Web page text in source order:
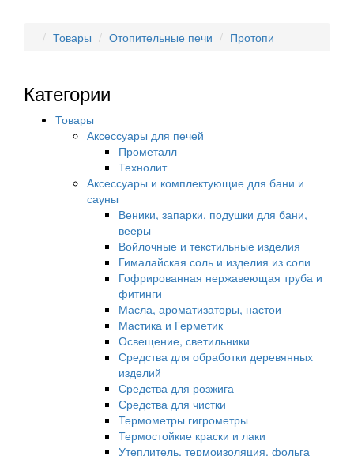
Товары Отопительные печи Протопи
Категории
Товары
Аксессуары для печей
Прометалл
Технолит
Аксессуары и комплектующие для бани и
сауны
Веники, запарки, подушки для бани,
вееры
Войлочные и текстильные изделия
Гималайская соль и изделия из соли
Гофрированная нержавеющая труба и
фитинги
Масла, ароматизаторы, настои
Мастика и Герметик
Освещение, светильники
Средства для обработки деревянных
изделий
Средства для розжига
Средства для чистки
Термометры гигрометры
Термостойкие краски и лаки
Утеплитель, термоизоляция, фольга